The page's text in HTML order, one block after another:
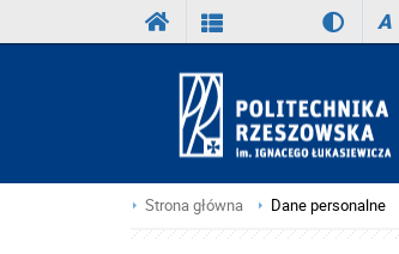
A
Strona główna Dane personalne